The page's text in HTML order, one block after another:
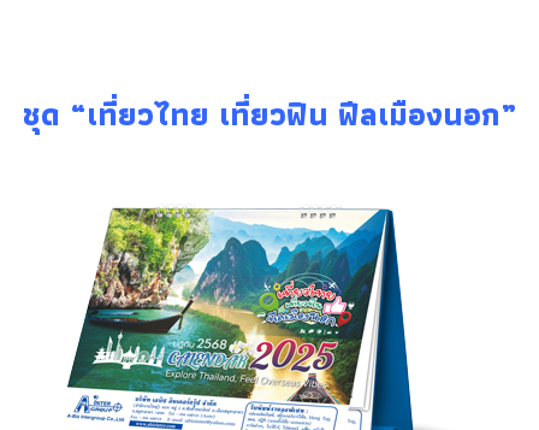
ชุด “เที่ยวไทย เที่ยวฟิน ฟีลเมืองนอก”